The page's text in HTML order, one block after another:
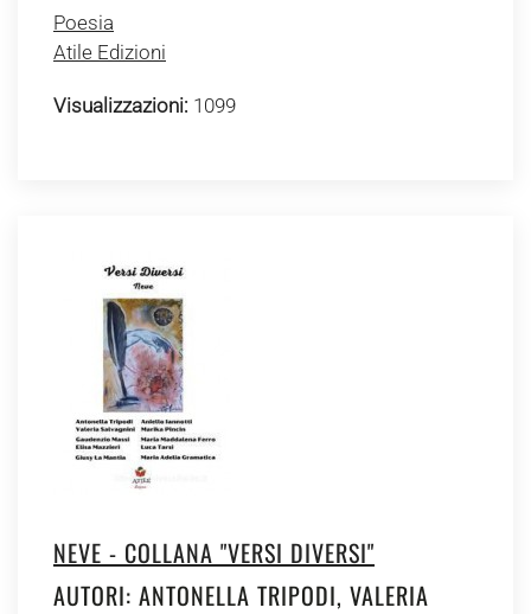
Poesia
Atile Edizioni
Visualizzazioni: 1099
NEVE - COLLANA "VERSI DIVERSI"
AUTORI: ANTONELLA TRIPODI, VALERIA